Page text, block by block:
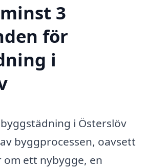
3
för
i
i Österslöv
byggprocessen, oavsett
ett nybygge, en